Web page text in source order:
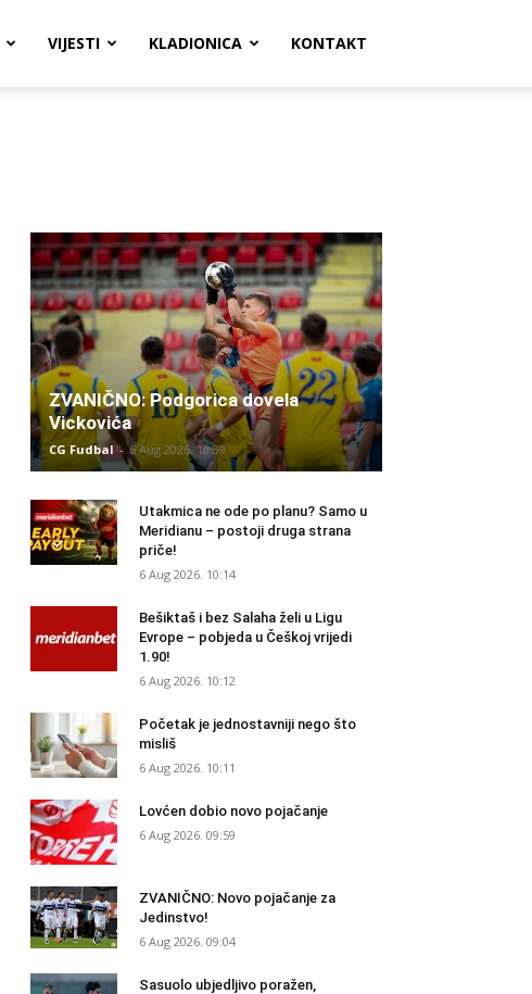
VIJESTI KLADIONICA KONTAKT
ZVANIČNO: Podgorica dovela
Vickovića
CG Fudbal - 6 Aug 2026. 10:39
Utakmica ne ode po planu? Samo u
Meridianu – postoji druga strana
priče!
6 Aug 2026. 10:14
Bešiktaš i bez Salaha želi u Ligu
Evrope – pobjeda u Češkoj vrijedi
1.90!
6 Aug 2026. 10:12
Početak je jednostavniji nego što
misliš
6 Aug 2026. 10:11
Lovćen dobio novo pojačanje
6 Aug 2026. 09:59
ZVANIČNO: Novo pojačanje za
Jedinstvo!
6 Aug 2026. 09:04
Sasuolo ubjedljivo poražen,